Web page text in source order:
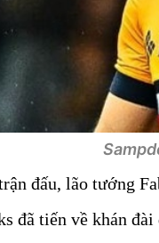
đấu, lão tướng
đã tiến về khán